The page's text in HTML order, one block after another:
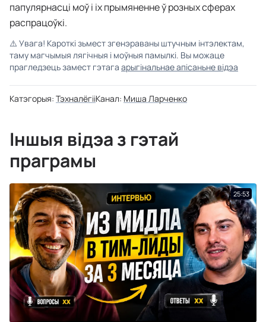
папулярнасці моў і іх прымяненне ў розных сферах
распрацоўкі.
⚠️ Увага! Кароткі зьмест згенэраваны штучным інтэлектам,
таму магчымыя лягічныя і моўныя памылкі. Вы можаце
прагледзець замест гэтага арыгінальнае апісаньне відэа
Катэгорыя: ТэхналёгііКанал: Миша Ларченко
Іншыя відэа з гэтай
праграмы
25:53